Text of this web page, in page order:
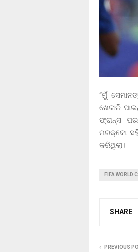
“ମୁଁ
ଖେଳାଳି
ଫ୍ରାନ୍ସ
ମରକ୍କୋ
କରିଥିଲା।
FIFA WORLD
SHARE
PREVIOUS